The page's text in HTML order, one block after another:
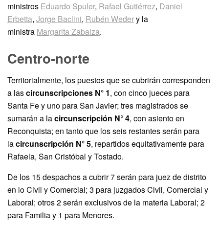
ministros Eduardo Spuler, Rafael Gutiérrez, Daniel
Erbetta, Jorge Baclini, Rubén Wedery la
ministra Margarita Zabalza.
Centro-norte
Territorialmente, los puestos que se cubrirán corresponden
a lascircunscripciones N° 1, con cinco jueces para
Santa Fe y uno para San Javier; tres magistrados se
sumarán a lacircunscripción N° 4, con asiento en
Reconquista; en tanto que los seis restantes serán para
lacircunscripción N° 5, repartidos equitativamente para
Rafaela, San Cristóbal y Tostado.
De los 15 despachos a cubrir 7 serán para juez de distrito
en lo Civil y Comercial; 3 para juzgados Civil, Comercial y
Laboral; otros 2 serán exclusivos de la materia Laboral; 2
para Familia y 1 para Menores.